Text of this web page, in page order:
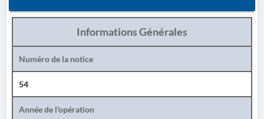
Informations Générales
Numéro de la notice
54
Année de l'opération